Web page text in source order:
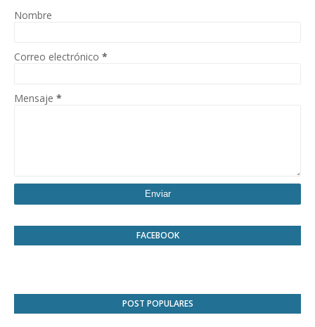
Nombre
Correo electrónico *
Mensaje *
FACEBOOK
POST POPULARES